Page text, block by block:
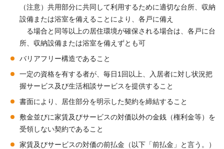
（注意）共用部分に共同して利用するために適切な台所、収納
設備または浴室を備えることにより、各戸に備え
る場合と同等以上の居住環境が確保される場合は、各戸に台
所、収納設備または浴室を備えずとも可
バリアフリー構造であること
一定の資格を有する者が、毎日1回以上、入居者に対し状況把
握サービス及び生活相談サービスを提供すること
書面により、居住部分を明示した契約を締結すること
敷金並びに家賃及びサービスの対価以外の金銭（権利金等）を
受領しない契約であること
家賃及びサービスの対価の前払金（以下「前払金」と言う。）